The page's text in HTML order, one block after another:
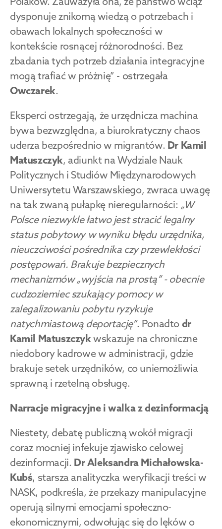
dysponuje znikomą wiedzą o potrzebach i
obawach lokalnych społeczności w
kontekście rosnącej różnorodności. Bez
zbadania tych potrzeb działania integracyjne
mogą trafiać w próżnię” - ostrzegała
Owczarek.
Eksperci ostrzegają, że urzędnicza machina
bywa bezwzględna, a biurokratyczny chaos
uderza bezpośrednio w migrantów. Dr Kamil
Matuszczyk, adiunkt na Wydziale Nauk
Politycznych i Studiów Międzynarodowych
Uniwersytetu Warszawskiego, zwraca uwagę
na tak zwaną pułapkę nieregularności: „W
Polsce niezwykle łatwo jest stracić legalny
status pobytowy w wyniku błędu urzędnika,
nieuczciwości pośrednika czy przewlekłości
postępowań. Brakuje bezpiecznych
mechanizmów „wyjścia na prostą” - obecnie
cudzoziemiec szukający pomocy w
zalegalizowaniu pobytu ryzykuje
natychmiastową deportację”. Ponadto dr
Kamil Matuszczyk wskazuje na chroniczne
niedobory kadrowe w administracji, gdzie
brakuje setek urzędników, co uniemożliwia
sprawną i rzetelną obsługę.
Narracje migracyjne i walka z dezinformacją
Niestety, debatę publiczną wokół migracji
coraz mocniej infekuje zjawisko celowej
dezinformacji. Dr Aleksandra Michałowska-
Kubś, starsza analityczka weryfikacji treści w
NASK, podkreśla, że przekazy manipulacyjne
operują silnymi emocjami społeczno-
ekonomicznymi, odwołując się do lęków o